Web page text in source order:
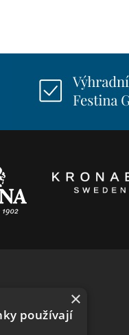
×
používají